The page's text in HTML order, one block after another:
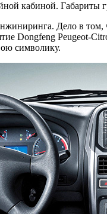
кабиной.
Дело в том,
Dongfeng Peugeot-
символику.